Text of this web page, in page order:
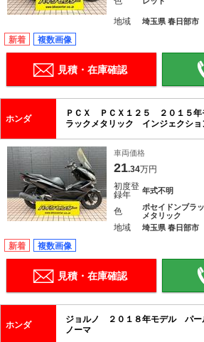
地域 埼玉県 春日部市
新着 複数画像
見積・在庫確認
ホンダ
ＰＣＸ ＰＣＸ１２５ ２０１５
ラックメタリック インジェクシ
車両価格
21.34万円
初度登
録年
年式不明
色
ポセイドンブラ
メタリック
地域 埼玉県 春日部市
新着 複数画像
見積・在庫確認
ホンダ
ジョルノ ２０１８年モデル パ
ノーマ